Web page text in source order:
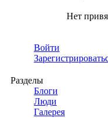
Нет
Войти
Разделы
Блоги
Люди
Галерея